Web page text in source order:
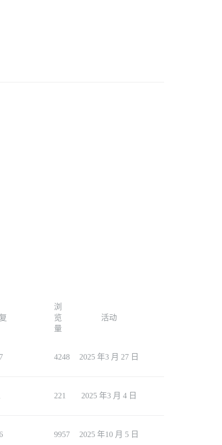
浏
览
量
活动
4248 2025 年3 月 27 日
221 2025 年3 月 4 日
9957 2025 年10 月 5 日